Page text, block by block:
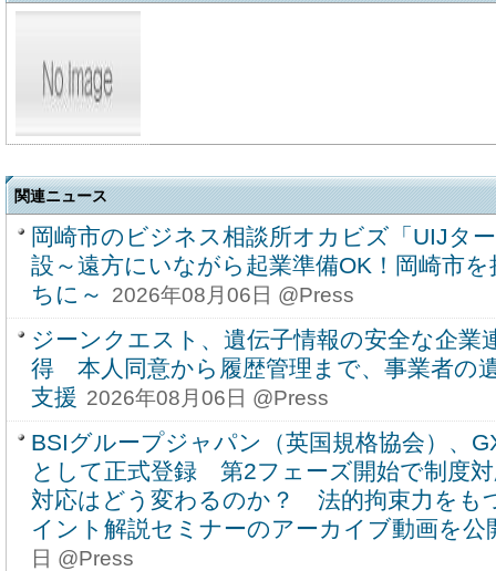
関連ニュース
岡崎市のビジネス相談所オカビズ「UIJタ
設～遠方にいながら起業準備OK！岡崎市
ちに～
2026年08月06日 @Press
ジーンクエスト、遺伝子情報の安全な企業
得 本人同意から履歴管理まで、事業者の
支援 2026年08月06日 @Press
BSIグループジャパン（英国規格協会）、
として正式登録 第2フェーズ開始で制度
対応はどう変わるのか？ 法的拘束力をも
イント解説セミナーのアーカイブ動画を公
日 @Press